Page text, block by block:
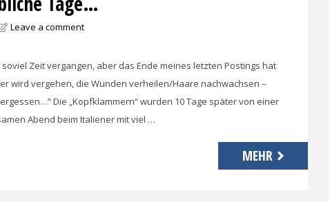
Leave a comment
Zeit vergangen, aber das Ende meines letzten Postings hat
wird vergehen, die Wunden verheilen/Haare nachwachsen –
Die „Kopfklammern“ wurden 10 Tage später von einer
Abend beim Italiener mit viel …
MEHR